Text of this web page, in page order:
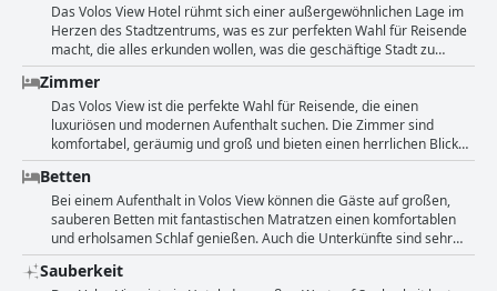
Das Volos View Hotel rühmt sich einer außergewöhnlichen Lage im
Herzen des Stadtzentrums, was es zur perfekten Wahl für Reisende
macht, die alles erkunden wollen, was die geschäftige Stadt zu
bieten hat. Die Gäste können den Hafen und andere lokale
Attraktionen bequem zu Fuß erreichen, und das Hotel bietet auch
Parkmöglichkeiten für zusätzlichen Komfort. Viele Gäste haben die
komfortablen und geräumigen Unterkünfte gelobt und die schönen
und makellos sauberen Zimmer hervorgehoben. Insgesamt bietet
das Hotel eine schöne Umgebung und ausgezeichnete
Annehmlichkeiten, was es zu einer sehr empfehlenswerten Wahl für
einen Besuch in Volos macht.
Zimmer
Das Volos View ist die perfekte Wahl für Reisende, die einen
luxuriösen und modernen Aufenthalt suchen. Die Zimmer sind
komfortabel, geräumig und groß und bieten einen herrlichen Blick
auf die Stadt und die Berge. Jedes Zimmer ist gut ausgestattet und
verfügt über alle notwendigen Annehmlichkeiten für einen
komfortablen Aufenthalt. Die Geräumigkeit der Apartments wird
besonders hervorgehoben und die Gäste loben die moderne
Einrichtung und die Sauberkeit. Auch die Kommunikation und der
Service des Eigentümers werden geschätzt. Man merkt, dass auf
jedes Detail geachtet wird - von der geschmackvollen Einrichtung bis
Betten
Bei einem Aufenthalt in Volos View können die Gäste auf großen,
sauberen Betten mit fantastischen Matratzen einen komfortablen
und erholsamen Schlaf genießen. Auch die Unterkünfte sind sehr
schön und bieten einen idealen Rahmen für eine erholsame
Nachtruhe. Trotz der dünnen Decken schwärmen die Gäste von den
Sauberkeit